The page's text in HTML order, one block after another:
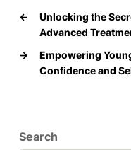
←
Unlocking the
Advanced
→
Empowering
Confidence and
Search